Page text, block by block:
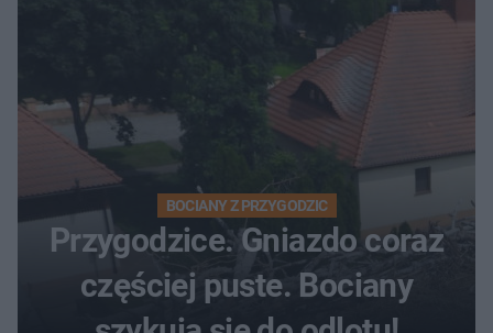
BOCIANY Z PRZYGODZIC
Przygodzice. Gniazdo coraz
częściej puste. Bociany